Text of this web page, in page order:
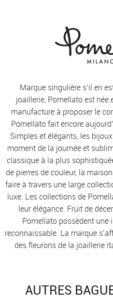
Marque singulière s’il en
joaillerie, Pomellato est née
manufacture à proposer le
Pomellato fait encore
Simples et élégants, les
moment de la journée et
classique à la plus
de pierres de couleur, la
faire à travers une large
luxe. Les collections de
leur élégance. Fruit de
Pomellato possèdent une
reconnaissable. La marque
des fleurons de la joaillerie
AUTRES